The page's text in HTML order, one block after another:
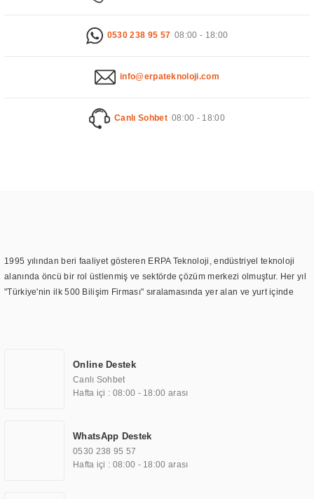
0530 238 95 57 08:00 - 18:00
info@erpateknoloji.com
Canlı Sohbet 08:00 - 18:00
1995 yılından beri faaliyet gösteren ERPA Teknoloji, endüstriyel teknoloji
alanında öncü bir rol üstlenmiş ve sektörde çözüm merkezi olmuştur. Her yıl
"Türkiye'nin ilk 500 Bilişim Firması" sıralamasında yer alan ve yurt içinde
TOCHI markası altında kendi ürettiği ürünlerde kullanmıştır. Günümüzde
TOCHI; videowall, digital signage, kiosk, totem, akıllı durak ekranı, araç içi
ekran, asansör ekranı, digital menüboard, marin ekran, medikal ekran,
ekranları, endüstriyel ekranlar, kapı önü bilgi ekranları, panel PC,
endüstriyel Panel PC, mini PC, endüstriyel mini PC ve akıllı bina sistemleri
gibi çözümleri 4.5" ile 110” boyutları arasında üretebilirken, ayrıca standart
Online Destek
Canlı Sohbet
Hafta içi : 08:00 - 18:00 arası
WhatsApp Destek
0530 238 95 57
Hafta içi : 08:00 - 18:00 arası